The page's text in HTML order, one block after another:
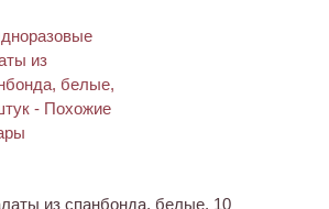
из спанбонда, белые, 10